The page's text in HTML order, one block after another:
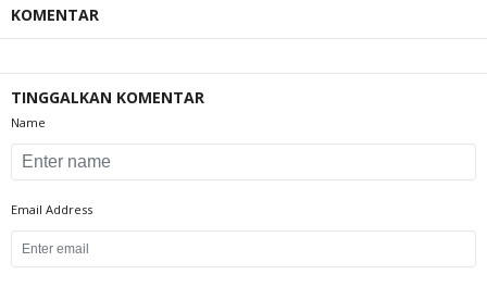
KOMENTAR
TINGGALKAN KOMENTAR
Name
Email Address